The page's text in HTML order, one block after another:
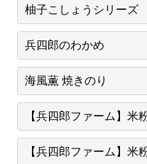
柚子こしょうシリーズ
兵四郎のわかめ
海風薫 焼きのり
【兵四郎ファーム】米
【兵四郎ファーム】米